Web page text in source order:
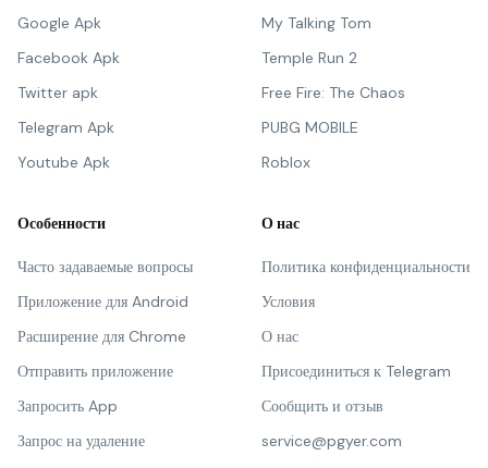
Google Apk
Facebook Apk
Twitter apk
Telegram Apk
Youtube Apk
My Talking Tom
Temple Run 2
Free Fire: The Chaos
PUBG MOBILE
Roblox
Особенности
Часто задаваемые вопросы
Приложение для Android
Расширение для Chrome
Отправить приложение
Запросить App
Запрос на удаление
О нас
Политика конфиденциальности
Условия
О нас
Присоединиться к Telegram
Сообщить и отзыв
service@pgyer.com